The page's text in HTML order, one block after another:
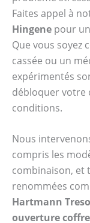
Faites appel à
Hingene pour
Que vous soyez
cassée ou un
expérimentés
débloquer votre
conditions.
Nous
compris les
combinaison, et
renommées
Hartmann
ouverture